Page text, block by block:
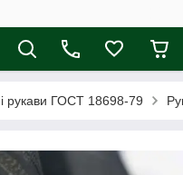
рукави ГОСТ 18698-79